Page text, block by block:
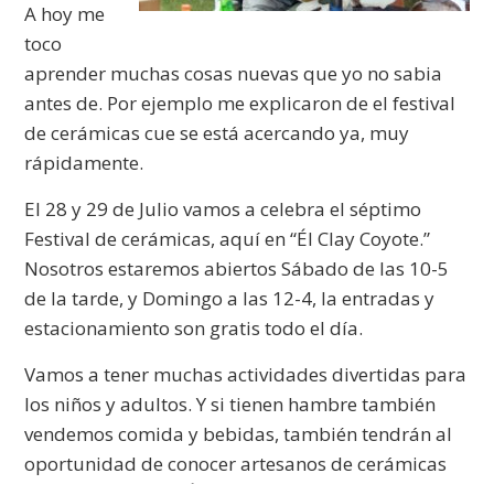
A hoy me
toco
aprender muchas cosas nuevas que yo no sabia
antes de. Por ejemplo me explicaron de el festival
de cerámicas cue se está acercando ya, muy
rápidamente.
El 28 y 29 de Julio vamos a celebra el séptimo
Festival de cerámicas, aquí en “Él Clay Coyote.”
Nosotros estaremos abiertos Sábado de las 10-5
de la tarde, y Domingo a las 12-4, la entradas y
estacionamiento son gratis todo el día.
Vamos a tener muchas actividades divertidas para
los niños y adultos. Y si tienen hambre también
vendemos comida y bebidas, también tendrán al
oportunidad de conocer artesanos de cerámicas